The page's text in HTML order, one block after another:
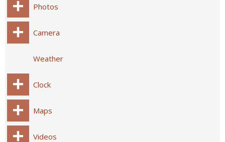
Photos
Camera
Weather
Clock
Maps
Videos